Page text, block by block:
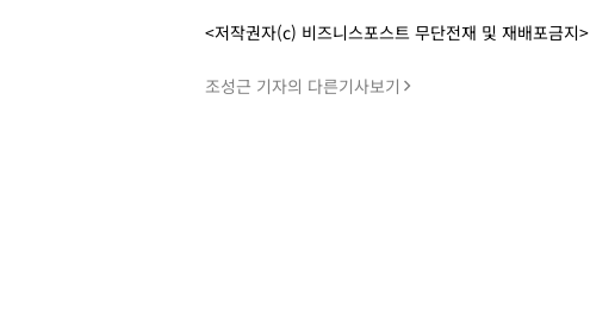
<저작권자(c) 비즈니스포스트 무단전재 및 재배포금지>
조성근 기자의 다른기사보기